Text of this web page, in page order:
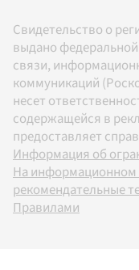
Свидетельство о
выдано
связи,
коммуникаций
несет
содержащейся в
предоставляет
Информация об
На информационном
рекомендательные
Правилами